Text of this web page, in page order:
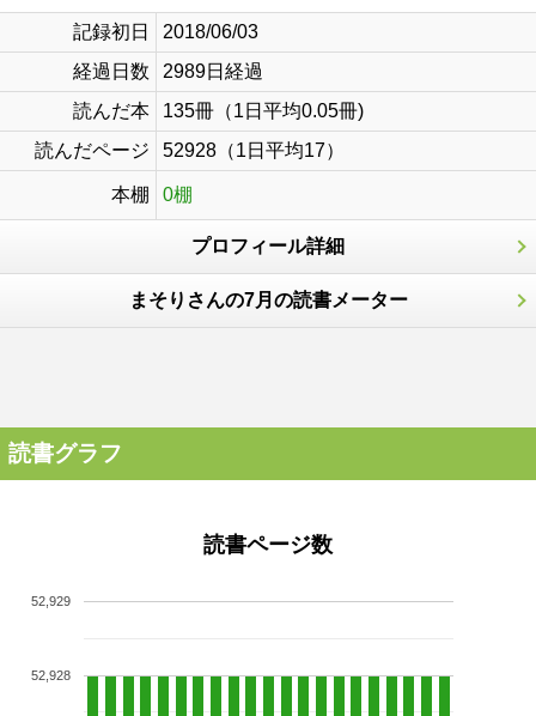
記録初日
2018/06/03
経過日数
2989日経過
読んだ本
135冊（1日平均0.05冊)
読んだページ
52928（1日平均17）
本棚 0棚
プロフィール詳細
まそりさんの7月の読書メーター
読書グラフ
読書ページ数
52,928
52,929